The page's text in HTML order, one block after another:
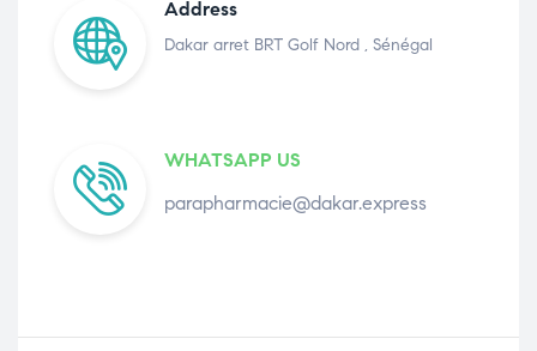
Address
Dakar arret BRT Golf Nord , Sénégal
WHATSAPP US
parapharmacie@dakar.express